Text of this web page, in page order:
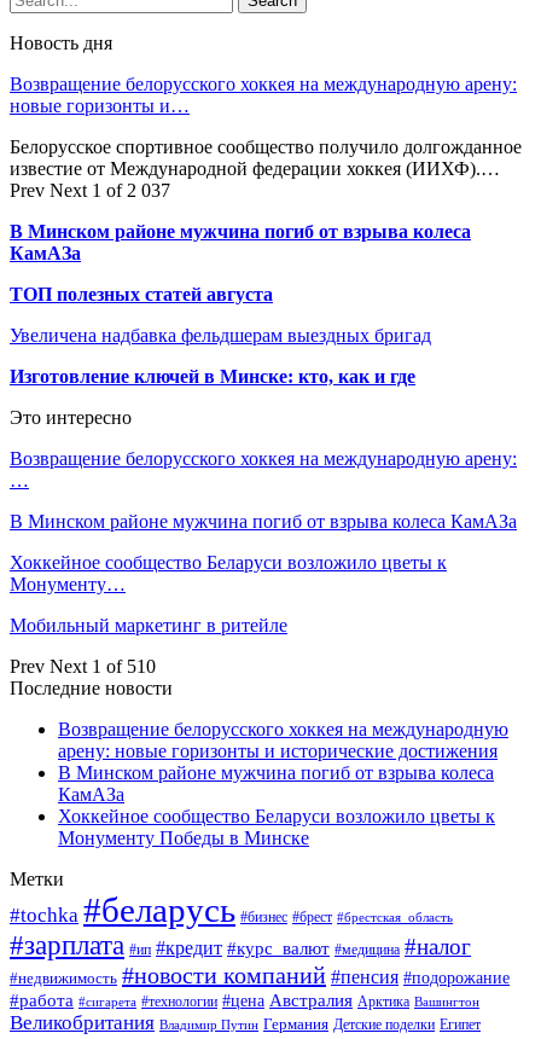
Новость дня
Возвращение белорусского хоккея на международную арену:
новые горизонты и…
Белорусское спортивное сообщество получило долгожданное
известие от Международной федерации хоккея (ИИХФ).…
Prev Next 1 of 2 037
В Минском районе мужчина погиб от взрыва колеса
КамАЗа
ТОП полезных статей августа
Увеличена надбавка фельдшерам выездных бригад
Изготовление ключей в Минске: кто, как и где
Это интересно
Возвращение белорусского хоккея на международную арену:
…
В Минском районе мужчина погиб от взрыва колеса КамАЗа
Хоккейное сообщество Беларуси возложило цветы к
Монументу…
Мобильный маркетинг в ритейле
Prev Next 1 of 510
Последние новости
Возвращение белорусского хоккея на международную
арену: новые горизонты и исторические достижения
В Минском районе мужчина погиб от взрыва колеса
КамАЗа
Хоккейное сообщество Беларуси возложило цветы к
Монументу Победы в Минске
Метки
#tochka #беларусь #бизнес #брест #брестская_область
#зарплата #ип #кредит #курс_валют #медицина #налог
#недвижимость #новости компаний #пенсия #подорожание
#работа #сигарета #технологии #цена Австралия Арктика Вашингтон
Великобритания Владимир Путин Германия Детские поделки Египет